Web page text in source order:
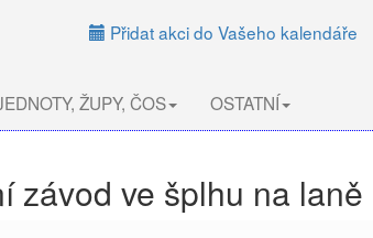
Přidat akci do Vašeho kalendáře
ŽUPY, ČOS OSTATNÍ
závod ve šplhu na laně